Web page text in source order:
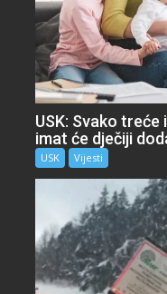
USK: Svako
imat će dječiji
USK Vijesti